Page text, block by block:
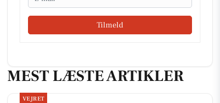
Tilmeld
MEST LÆSTE ARTIKLER
VEJRET